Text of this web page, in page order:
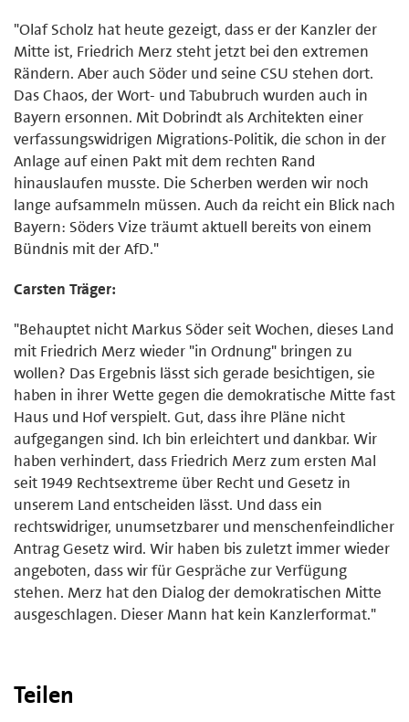
"Olaf Scholz hat heute gezeigt, dass er der Kanzler der
Mitte ist, Friedrich Merz steht jetzt bei den extremen
Rändern. Aber auch Söder und seine CSU stehen dort.
Das Chaos, der Wort- und Tabubruch wurden auch in
Bayern ersonnen. Mit Dobrindt als Architekten einer
verfassungswidrigen Migrations-Politik, die schon in der
Anlage auf einen Pakt mit dem rechten Rand
hinauslaufen musste. Die Scherben werden wir noch
lange aufsammeln müssen. Auch da reicht ein Blick nach
Bayern: Söders Vize träumt aktuell bereits von einem
Bündnis mit der AfD."
Carsten Träger:
"Behauptet nicht Markus Söder seit Wochen, dieses Land
mit Friedrich Merz wieder "in Ordnung" bringen zu
wollen? Das Ergebnis lässt sich gerade besichtigen, sie
haben in ihrer Wette gegen die demokratische Mitte fast
Haus und Hof verspielt. Gut, dass ihre Pläne nicht
aufgegangen sind. Ich bin erleichtert und dankbar. Wir
haben verhindert, dass Friedrich Merz zum ersten Mal
seit 1949 Rechtsextreme über Recht und Gesetz in
unserem Land entscheiden lässt. Und dass ein
rechtswidriger, unumsetzbarer und menschenfeindlicher
Antrag Gesetz wird. Wir haben bis zuletzt immer wieder
angeboten, dass wir für Gespräche zur Verfügung
stehen. Merz hat den Dialog der demokratischen Mitte
ausgeschlagen. Dieser Mann hat kein Kanzlerformat."
Teilen